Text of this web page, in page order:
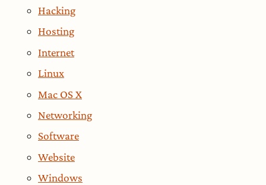
Hacking
Hosting
Internet
Linux
Mac OS X
Networking
Software
Website
Windows